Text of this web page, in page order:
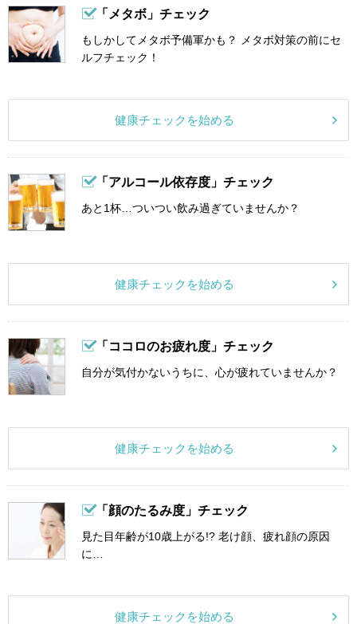
「メタボ」チェック
もしかしてメタボ予備軍かも？ メタボ対策の前にセ
ルフチェック！
健康チェックを始める
「アルコール依存度」チェック
あと1杯…ついつい飲み過ぎていませんか？
健康チェックを始める
「ココロのお疲れ度」チェック
自分が気付かないうちに、心が疲れていませんか？
健康チェックを始める
「顔のたるみ度」チェック
見た目年齢が10歳上がる!? 老け顔、疲れ顔の原因
に…
健康チェックを始める